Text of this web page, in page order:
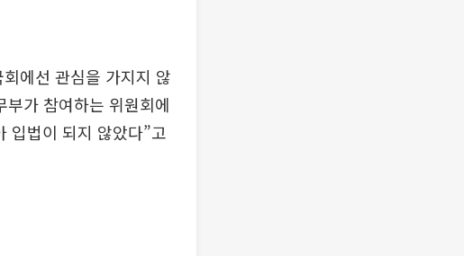
에선 관심을 가지지 않
가 참여하는 위원회에
입법이 되지 않았다”고